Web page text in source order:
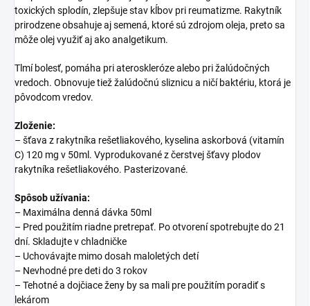
toxických splodín, zlepšuje stav kĺbov pri reumatizme. Rakytník
prirodzene obsahuje aj semená, ktoré sú zdrojom oleja, preto sa
môže olej využiť aj ako analgetikum.
Tlmí bolesť, pomáha pri ateroskleróze alebo pri žalúdočných
vredoch. Obnovuje tiež žalúdočnú sliznicu a ničí baktériu, ktorá je
pôvodcom vredov.
Zloženie:
– šťava z rakytníka rešetliakového, kyselina askorbová (vitamín
C) 120 mg v 50ml. Vyprodukované z čerstvej šťavy plodov
rakytníka rešetliakového. Pasterizované.
Spôsob užívania:
– Maximálna denná dávka 50ml
– Pred použitím riadne pretrepať. Po otvorení spotrebujte do 21
dní. Skladujte v chladničke
– Uchovávajte mimo dosah maloletých detí
– Nevhodné pre deti do 3 rokov
– Tehotné a dojčiace ženy by sa mali pre použitím poradiť s
lekárom